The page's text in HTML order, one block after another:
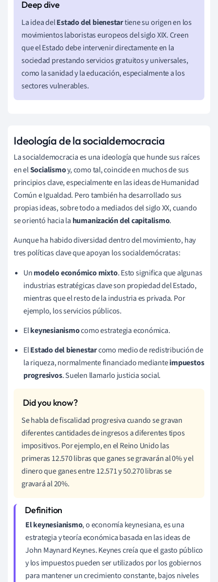
La idea delEstado del bienestartiene su origen en los
movimientos laboristas europeos del siglo XIX. Creen
que el Estado debe intervenir directamente en la
sociedad prestando servicios gratuitos y universales,
como la sanidad y la educación, especialmente a los
sectores vulnerables.
Ideología de la socialdemocracia
La socialdemocracia es una ideología que hunde sus raíces
en elSocialismoy, como tal, coincide en muchos de sus
principios clave, especialmente en las ideas de Humanidad
Común e Igualdad. Pero también ha desarrollado sus
propias ideas, sobre todo a mediados del siglo XX, cuando
se orientó hacia la humanización del capitalismo.
Aunque ha habido diversidad dentro del movimiento, hay
tres políticas clave que apoyan los socialdemócratas:
Unmodelo económico mixto. Esto significa que algunas
industrias estratégicas claveson propiedad del Estado,
mientras que el resto de la industria es privada. Por
ejemplo, los servicios públicos.
Elkeynesianismocomo estrategia económica.
ElEstado del bienestarcomo medio de redistribución de
la riqueza, normalmente financiado medianteimpuestos
progresivos. Suelen llamarlo justicia social.
Se habla de fiscalidad progresiva cuando se gravan
diferentes cantidades de ingresos a diferentes tipos
impositivos. Por ejemplo, en el Reino Unido las
primeras 12.570 libras que ganes se gravarán al 0% y el
dinero que ganes entre12.571 y 50.270 librasse
gravará al 20%.
El keynesianismo, o economía keynesiana, es una
estrategia y teoría económica basada en las ideas de
John Maynard Keynes. Keynes creía que el gasto público
y los impuestos pueden ser utilizados por los gobiernos
para mantener un crecimiento constante, bajos niveles